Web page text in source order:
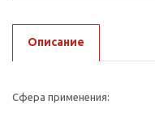
Описание
Сфера применения: